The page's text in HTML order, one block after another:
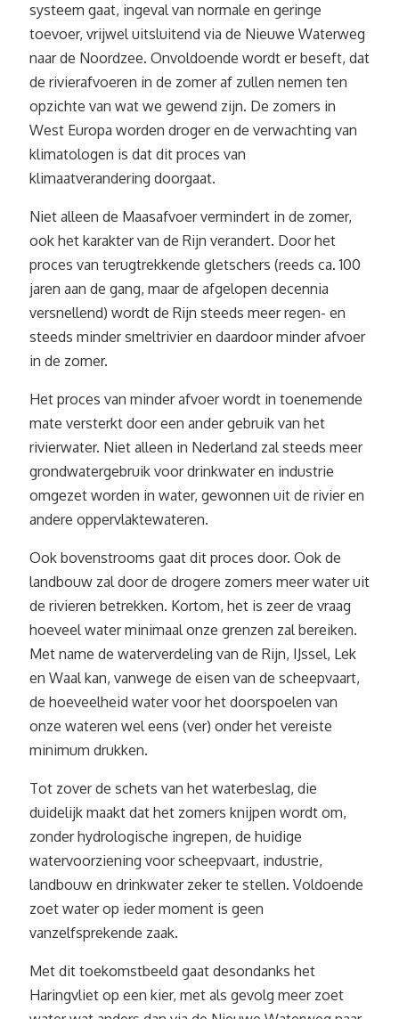
systeem gaat, ingeval van normale en geringe
toevoer, vrijwel uitsluitend via de Nieuwe Waterweg
naar de Noordzee. Onvoldoende wordt er beseft, dat
de rivierafvoeren in de zomer af zullen nemen ten
opzichte van wat we gewend zijn. De zomers in
West Europa worden droger en de verwachting van
klimatologen is dat dit proces van
klimaatverandering doorgaat.
Niet alleen de Maasafvoer vermindert in de zomer,
ook het karakter van de Rijn verandert. Door het
proces van terugtrekkende gletschers (reeds ca. 100
jaren aan de gang, maar de afgelopen decennia
versnellend) wordt de Rijn steeds meer regen- en
steeds minder smeltrivier en daardoor minder afvoer
in de zomer.
Het proces van minder afvoer wordt in toenemende
mate versterkt door een ander gebruik van het
rivierwater. Niet alleen in Nederland zal steeds meer
grondwatergebruik voor drinkwater en industrie
omgezet worden in water, gewonnen uit de rivier en
andere oppervlaktewateren.
Ook bovenstrooms gaat dit proces door. Ook de
landbouw zal door de drogere zomers meer water uit
de rivieren betrekken. Kortom, het is zeer de vraag
hoeveel water minimaal onze grenzen zal bereiken.
Met name de waterverdeling van de Rijn, IJssel, Lek
en Waal kan, vanwege de eisen van de scheepvaart,
de hoeveelheid water voor het doorspoelen van
onze wateren wel eens (ver) onder het vereiste
minimum drukken.
Tot zover de schets van het waterbeslag, die
duidelijk maakt dat het zomers knijpen wordt om,
zonder hydrologische ingrepen, de huidige
watervoorziening voor scheepvaart, industrie,
landbouw en drinkwater zeker te stellen. Voldoende
zoet water op ieder moment is geen
vanzelfsprekende zaak.
Met dit toekomstbeeld gaat desondanks het
Haringvliet op een kier, met als gevolg meer zoet